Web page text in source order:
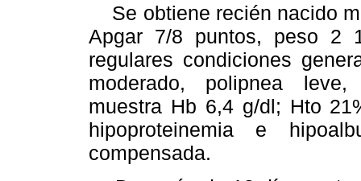
Se obtiene recién nacido
Apgar 7/8 puntos, peso 2
regulares condiciones
moderado, polipnea leve,
muestra Hb 6,4 g/dl; Hto
hipoproteinemia e
compensada.